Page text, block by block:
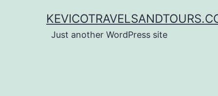
Just another WordPress site